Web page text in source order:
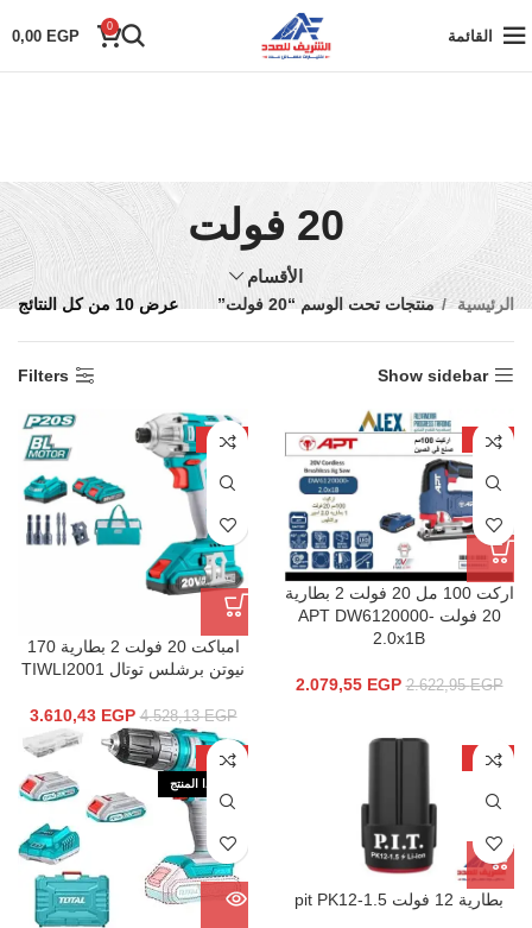
القائمة
0
0,00 EGP
20 فولت
الأقسام
الرئيسية منتجات تحت الوسم “20 فولت” عرض ⁦10⁩ من كل النتائج
Show sidebar
Filters
-21%
اركت 100 مل 20 فولت 2 بطارية
20 فولت APT DW6120000-
2.0x1B
2.622,95EGP
2.079,55 EGP
-20%
امباكت 20 فولت 2 بطارية 170
نيوتن برشلس توتال TIWLI2001
4.528,13EGP
3.610,43 EGP
-53%
بطارية 12 فولت pit PK12-1.5
-20%
نفذ هذا المنتج